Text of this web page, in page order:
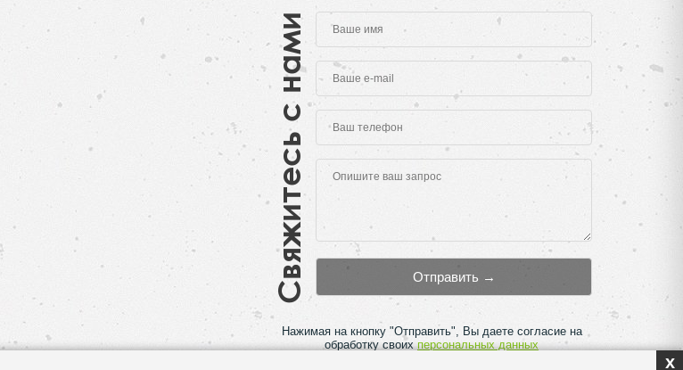
Свяжитесь с нами
Нажимая на кнопку "Отправить", Вы даете согласие на
обработку своихперсональных данных
x